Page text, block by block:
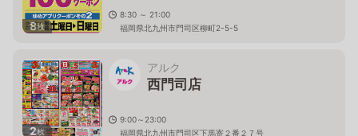
8枚
8:30 ～ 21:00
福岡県北九州市門司区柳町2-5-5
2枚
アルク
西門司店
9:00～23:00
福岡県北九州市門司区下馬寄２番２７号